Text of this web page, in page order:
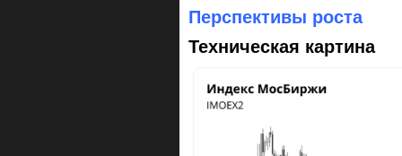
Перспективы роста
Техническая картина